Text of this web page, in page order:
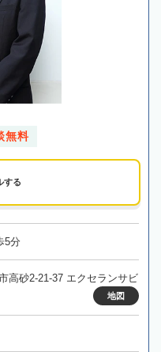
無料
する
5分
高砂2-21-37 エクセランサビ
地図